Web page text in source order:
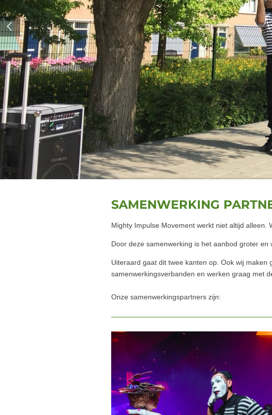
SAMENWERKING
Mighty Impulse Movement werkt niet altijd alleen.
Door deze samenwerking is het aanbod groter en
Uiteraard gaat dit twee kanten op. Ook wij
samenwerkingsverbanden en werken graag met
Onze samenwerkingspartners zijn: